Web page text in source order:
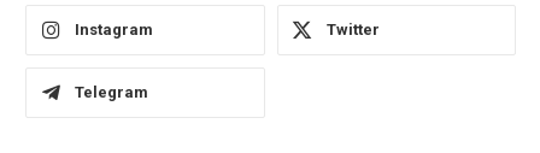
Instagram Twitter
Telegram